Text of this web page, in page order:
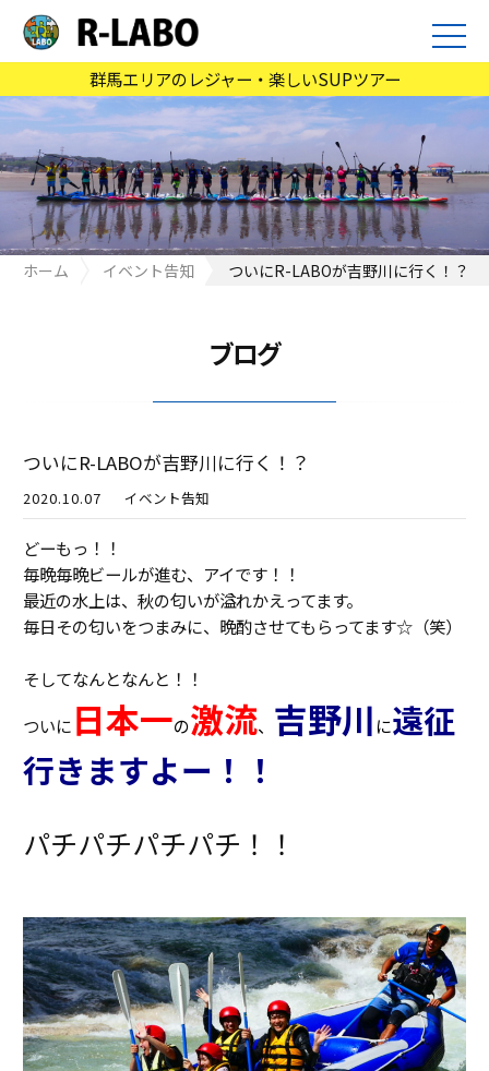
群馬エリアのレジャー・楽しいSUPツアー
ホーム イベント告知 ついにR-LABOが吉野川に行く！？
ブログ
ついにR-LABOが吉野川に行く！？
2020.10.07 イベント告知
どーもっ！！
毎晩毎晩ビールが進む、アイです！！
最近の水上は、秋の匂いが溢れかえってます。
毎日その匂いをつまみに、晩酌させてもらってます☆（笑）
そしてなんとなんと！！
ついに 日本一の激流、 吉野川 に遠征
行きますよー！！
パチパチパチパチ！！